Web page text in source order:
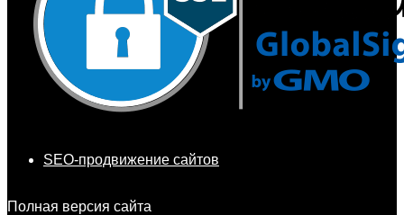
SEO-продвижение сайтов
Полная версия сайта